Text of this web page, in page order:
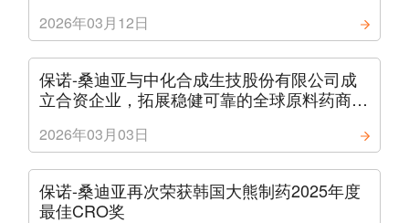
2026年03月12日
保诺-桑迪亚与中化合成生技股份有限公司成
立合资企业，拓展稳健可靠的全球原料药商业
2026年03月03日
保诺-桑迪亚再次荣获韩国大熊制药2025年度
最佳CRO奖